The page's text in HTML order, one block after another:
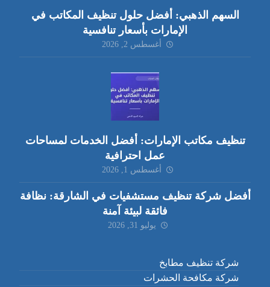
السهم الذهبي: أفضل حلول تنظيف المكاتب في
الإمارات بأسعار تنافسية
أغسطس 2, 2026
تنظيف مكاتب الإمارات: أفضل الخدمات لمساحات
عمل احترافية
أغسطس 1, 2026
أفضل شركة تنظيف مستشفيات في الشارقة: نظافة
فائقة لبيئة آمنة
يوليو 31, 2026
شركة تنظيف مطابخ
شركة مكافحة الحشرات